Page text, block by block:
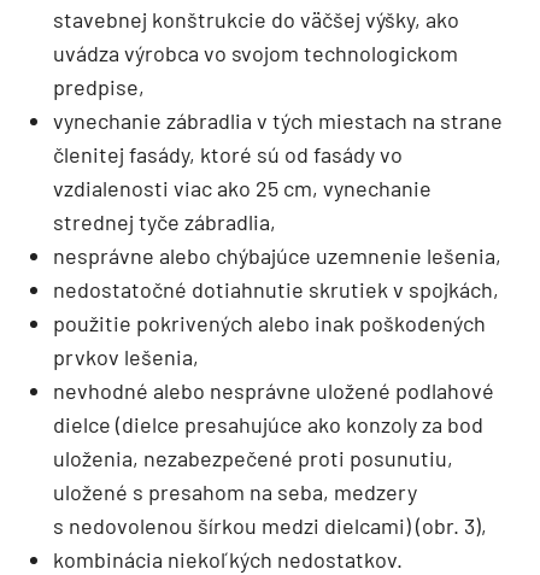
stavebnej konštrukcie do väčšej výšky, ako
uvádza výrobca vo svojom technologickom
predpise,
vynechanie zábradlia v tých miestach na strane
členitej fasády, ktoré sú od fasády vo
vzdialenosti viac ako 25 cm, vynechanie
strednej tyče zábradlia,
nesprávne alebo chýbajúce uzemnenie lešenia,
nedostatočné dotiahnutie skrutiek v spoj­kách,
použitie pokrivených alebo inak poškodených
prvkov lešenia,
nevhodné alebo nesprávne uložené podlahové
dielce (dielce presahujúce ako konzoly za bod
uloženia, nezabezpečené proti posunutiu,
uložené s presahom na seba, medzery
s nedovolenou šírkou medzi dielcami) (obr. 3),
kombinácia niekoľkých nedostatkov.